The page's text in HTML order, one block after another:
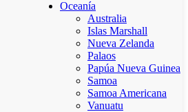
Oceanía
Australia
Islas Marshall
Nueva Zelanda
Palaos
Papúa Nueva Guinea
Samoa
Samoa Americana
Vanuatu